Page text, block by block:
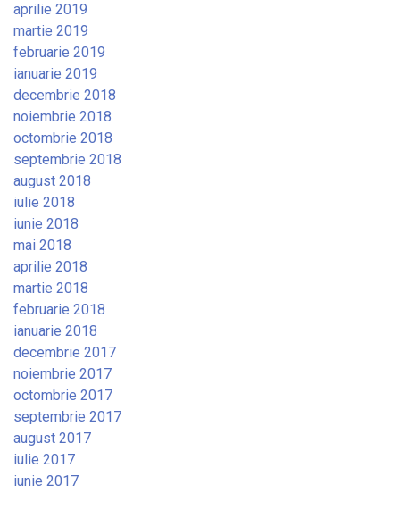
aprilie 2019
martie 2019
februarie 2019
ianuarie 2019
decembrie 2018
noiembrie 2018
octombrie 2018
septembrie 2018
august 2018
iulie 2018
iunie 2018
mai 2018
aprilie 2018
martie 2018
februarie 2018
ianuarie 2018
decembrie 2017
noiembrie 2017
octombrie 2017
septembrie 2017
august 2017
iulie 2017
iunie 2017